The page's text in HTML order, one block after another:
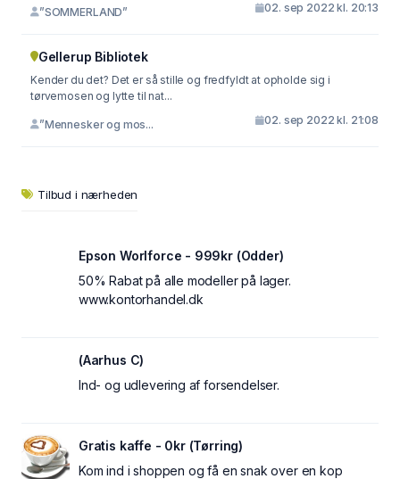
”SOMMERLAND” 02. sep 2022 kl. 20:13
Gellerup Bibliotek
Kender du det? Det er så stille og fredfyldt at opholde sig i
tørvemosen og lytte til nat...
”Mennesker og mos... 02. sep 2022 kl. 21:08
Tilbud i nærheden
Epson Worlforce - 999kr (Odder)
50% Rabat på alle modeller på lager.
www.kontorhandel.dk
(Aarhus C)
Ind- og udlevering af forsendelser.
Gratis kaffe - 0kr (Tørring)
Kom ind i shoppen og få en snak over en kop